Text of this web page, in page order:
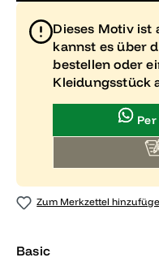
Dieses Motiv ist
kannst es über
bestellen oder
Kleidungsstück
Zum Merkzettel
Basic